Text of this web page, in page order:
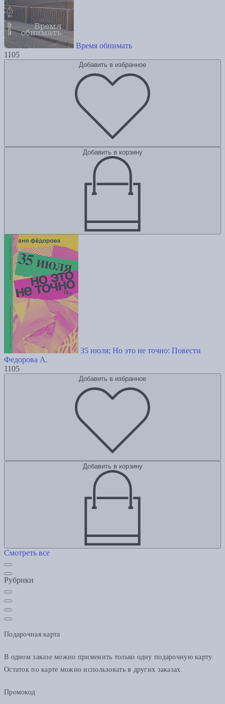
Время обнимать
1105
Добавить в избранное
Добавить в корзину
35 июля; Но это не точно: Повести
Федорова А.
1105
Добавить в избранное
Добавить в корзину
Смотреть все
Рубрики
Подарочная карта
В одном заказе можно применить только одну подарочную карту.
Остаток по карте можно использовать в других заказах.
Промокод